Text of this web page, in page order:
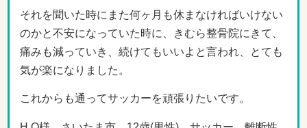
それを聞いた時にまた何ヶ月も休まなければいけない
のかと不安になっていた時に、きむら整骨院にきて、
痛みも減っていき、続けてもいいよと言われ、とても
気が楽になりました。
これからも通ってサッカーを頑張りたいです。